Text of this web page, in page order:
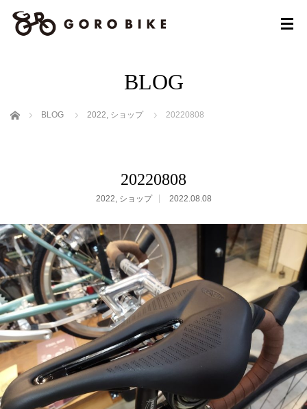
BLOG
ホーム BLOG 2022, ショップ 20220808
20220808
2022, ショップ 2022.08.08